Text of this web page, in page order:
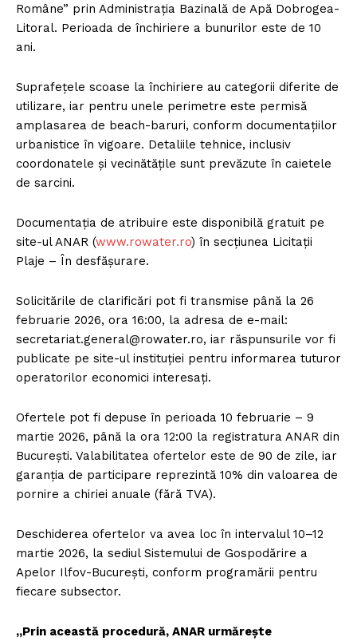
Române” prin Administrația Bazinală de Apă Dobrogea-
Litoral. Perioada de închiriere a bunurilor este de 10
ani.
Suprafețele scoase la închiriere au categorii diferite de
utilizare, iar pentru unele perimetre este permisă
amplasarea de beach-baruri, conform documentațiilor
urbanistice în vigoare. Detaliile tehnice, inclusiv
coordonatele și vecinătățile sunt prevăzute în caietele
de sarcini.
Documentația de atribuire este disponibilă gratuit pe
site-ul ANAR (www.rowater.ro) în secțiunea Licitații
Plaje – În desfășurare.
Solicitările de clarificări pot fi transmise până la 26
februarie 2026, ora 16:00, la adresa de e-mail:
secretariat.general@rowater.ro, iar răspunsurile vor fi
publicate pe site-ul instituției pentru informarea tuturor
operatorilor economici interesați.
Ofertele pot fi depuse în perioada 10 februarie – 9
martie 2026, până la ora 12:00 la registratura ANAR din
București. Valabilitatea ofertelor este de 90 de zile, iar
garanția de participare reprezintă 10% din valoarea de
pornire a chiriei anuale (fără TVA).
Deschiderea ofertelor va avea loc în intervalul 10–12
martie 2026, la sediul Sistemului de Gospodărire a
Apelor Ilfov-București, conform programării pentru
fiecare subsector.
„Prin această procedură, ANAR urmărește